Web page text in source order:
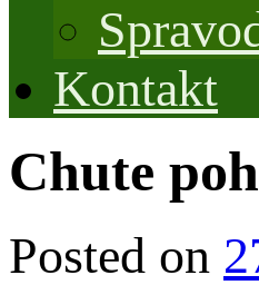
Kontakt
Chute
Posted on